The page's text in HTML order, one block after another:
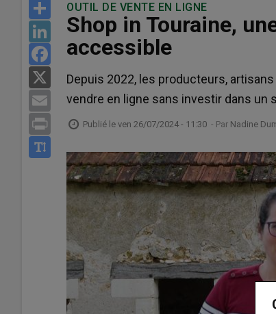
Share
LinkedIn
Facebook
Email
Print
OUTIL DE VENTE EN LIGNE
Shop in Touraine,
accessible
Depuis 2022, les producteurs,
vendre en ligne sans investir dans un
Publié le ven 26/07/2024 - 11:30 - Par Nadine